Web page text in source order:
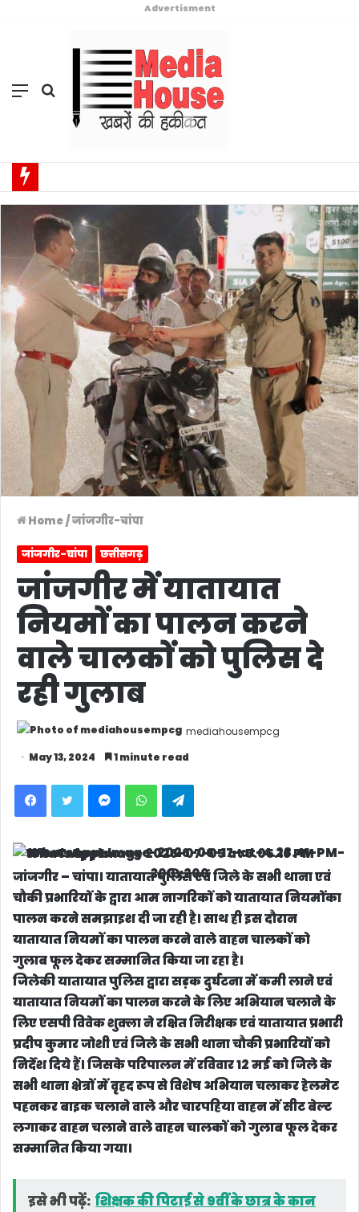
Advertisment
Menu Search
for
Home/जांजगीर-चांपा
जांजगीर-चांपा छत्तीसगढ़
जांजगीर में यातायात
नियमों का पालन करने
वाले चालकों को पुलिस दे
रही गुलाब
mediahousempcg
May 13, 2024
1 minute read
Facebook Twitter Messenger WhatsApp
जांजगीर – चांपा।यातायात पुलिस एवं जिले के सभी थाना एवं
चौकी प्रभारियों के द्वारा आम नागरिकों को यातायात नियमोंका
पालन करने समझाइश दी जा रही है। साथ ही इस दौरान
यातायात नियमों का पालन करने वाले वाहन चालकों को
गुलाब फूल देकर सम्मानित किया जा रहा है।
जिलेकी यातायात पुलिस द्वारा सड़क दुर्घटना में कमी लाने एवं
यातायात नियमों का पालन करने के लिए अभियान चलाने के
लिए एसपी विवेक शुक्ला ने रक्षित निरीक्षक एवं यातायात प्रभारी
प्रदीप कुमार जोशी एवं जिले के सभी थाना चौकी प्रभारियों को
निर्देश दिये हैं। जिसके परिपालन में रविवार 12 मई को जिले के
सभी थाना क्षेत्रों में वृहद रूप से विशेष अभियान चलाकर हेलमेट
पहनकर बाइक चलाने वाले और चारपहिया वाहन में सीट बेल्ट
लगाकर वाहन चलाने वाले वाहन चालकों को गुलाब फूल देकर
सम्मानित किया गया।
इसे भी पढ़ें: शिक्षक की पिटाई से 9वीं के छात्र के कान